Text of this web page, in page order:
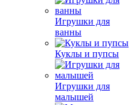
Игрушки для
ванны
Куклы и пупсы
Игрушки для
малышей